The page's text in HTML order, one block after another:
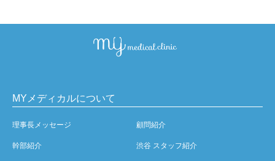
MYメディカルについて
理事長メッセージ 顧問紹介
幹部紹介 渋谷 スタッフ紹介